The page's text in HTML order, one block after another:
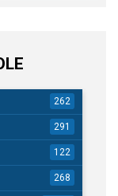
262
291
122
268